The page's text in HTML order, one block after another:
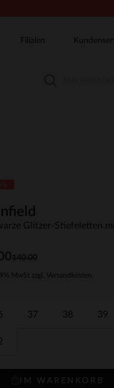
Filialen
Glitzer-Stiefeletten
140.00
MwSt zzgl. Versandkosten
37 38 39
IM WARENKORB